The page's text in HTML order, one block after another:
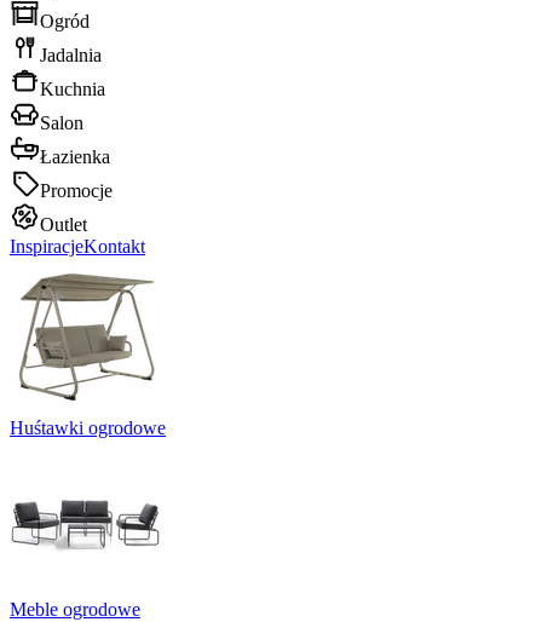
Ogród
Jadalnia
Kuchnia
Salon
Łazienka
Promocje
Outlet
InspiracjeKontakt
Huśtawki ogrodowe
Meble ogrodowe